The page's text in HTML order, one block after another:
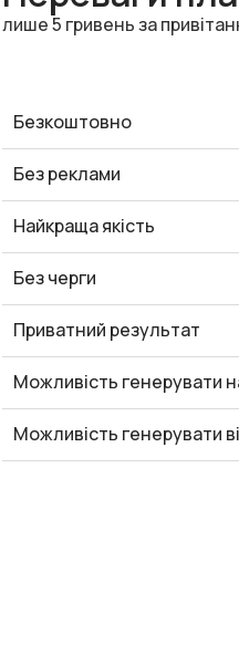
лише 5 гривень за
Безкоштовно
Без реклами
Найкраща якість
Без черги
Приватний результат
Можливість генерувати
Можливість генерувати